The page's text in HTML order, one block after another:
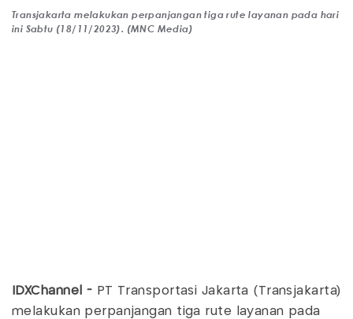
Transjakarta melakukan perpanjangan tiga rute layanan pada hari
ini Sabtu (18/11/2023). (MNC Media)
IDXChannel - PT Transportasi Jakarta (Transjakarta)
melakukan perpanjangan tiga rute layanan pada